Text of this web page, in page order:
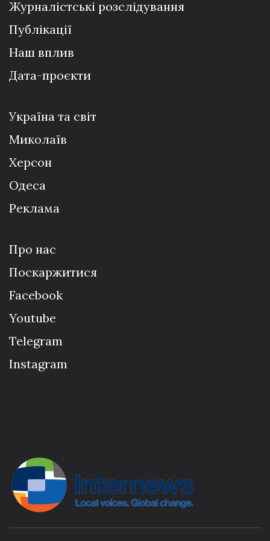
Журналістські розслідування
Публікації
Наш вплив
Дата-проєкти
Україна та світ
Миколаїв
Херсон
Одеса
Реклама
Про нас
Поскаржитися
Facebook
Youtube
Telegram
Instagram